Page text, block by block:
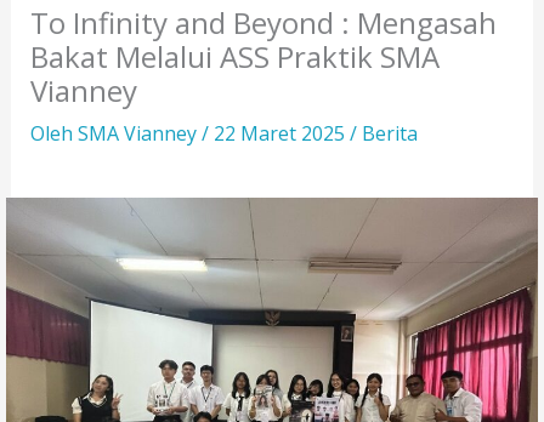
To Infinity and Beyond : Mengasah
Bakat Melalui ASS Praktik SMA
Vianney
Oleh SMA Vianney/ 22 Maret 2025 / Berita